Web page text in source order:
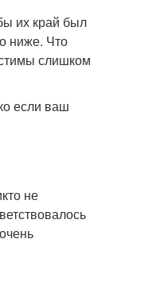
их край был
ниже. Что
слишком
если ваш
не